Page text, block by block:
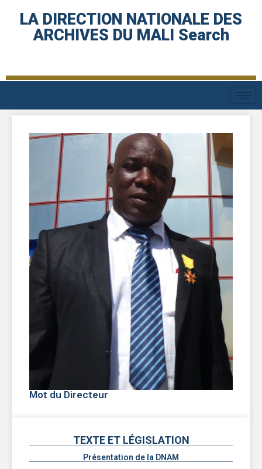
LA DIRECTION NATIONALE DES
ARCHIVES DU MALI Search
Mot du Directeur
TEXTE ET LÉGISLATION
Présentation de la DNAM